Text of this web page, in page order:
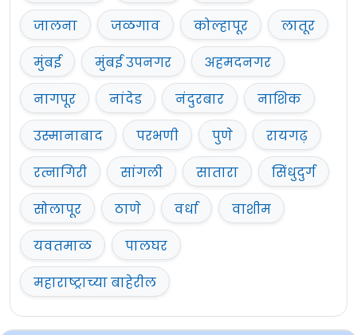
जालना
जळगाव कोल्हापूर
लातूर
मुंबई
मुंबई उपनगर
अहमदनगर
नागपूर
नांदेड नंदुरबार
नाशिक
उस्मानाबाद
परभणी पुणे
रायगढ़
रत्नागिरी
सांगली सातारा
सिंधुदुर्ग
सोलापूर
ठाणे वर्धा
वाशीम
यवतमाळ
पालघर
महाराष्ट्राच्या बाहेरील